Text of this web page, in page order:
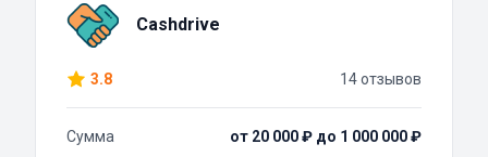
Cashdrive
3.8 14 отзывов
Сумма
от 20 000 ₽ до 1 000 000 ₽